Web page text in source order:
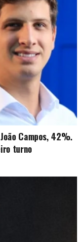
Campos, 42%.
turno